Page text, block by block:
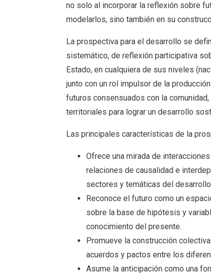
no solo al incorporar la reflexión sobre
modelarlos, sino también en su
La prospectiva para el desarrollo se
sistemático, de reflexión participativa
Estado, en cualquiera de sus niveles
junto con un rol impulsor de la
futuros consensuados con la
territoriales para lograr un desarrollo
Las principales características de la
Ofrece una mirada de
relaciones de causalidad e
sectores y temáticas del
Reconoce el futuro como un
sobre la base de hipótesis y
conocimiento del presente.
Promueve la construcción
acuerdos y pactos entre los
Asume la anticipación como una